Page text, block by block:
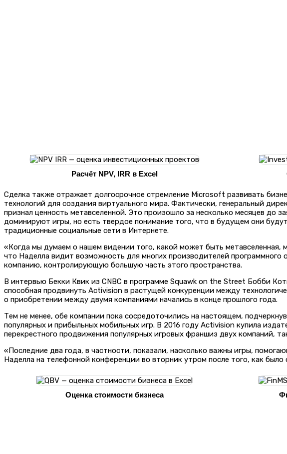
Расчёт NPV, IRR в Excel
Сделка также отражает долгосрочное стремление Microsoft развивать
технологий для создания виртуального мира. Фактически, генеральный
признал ценность метавселенной. Это произошло за несколько месяцев до
доминируют игры, но есть твердое понимание того, что в будущем они
традиционные социальные сети в Интернете.
«Когда мы думаем о нашем видении того, какой может быть метавселенная,
что Наделла видит возможность для многих производителей
компанию, контролирующую большую часть этого пространства.
В интервью Бекки Квик из CNBC в программе Squawk on the Street Бобби
способная продвинуть Activision в растущей конкуренции между
о приобретении между двумя компаниями начались в конце прошлого года.
Тем не менее, обе компании пока сосредоточились на настоящем,
популярных и прибыльных мобильных игр. В 2016 году Activision купила
перекрестного продвижения популярных игровых франшиз двух компаний,
«Последние два года, в частности, показали, насколько важны игры,
Наделла на телефонной конференции во вторник утром после того, как
Оценка стоимости бизнеса